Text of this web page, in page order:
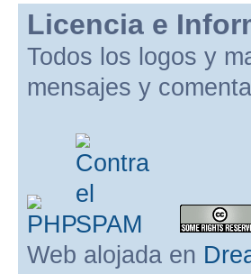
Licencia e
Todos los logos y
mensajes y
Web alojada en